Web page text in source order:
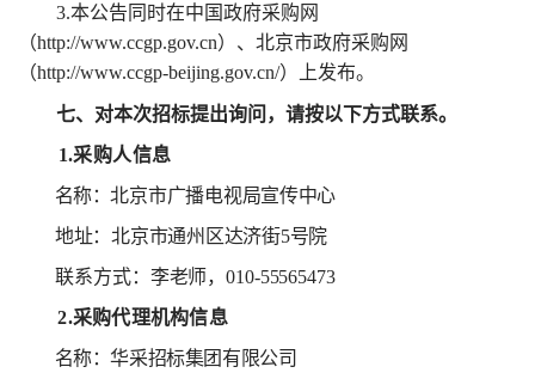
3.本公告同时在中国政府采购网
（http://www.ccgp.gov.cn）、北京市政府采购网
（http://www.ccgp-beijing.gov.cn/）上发布。
七、对本次招标提出询问，请按以下方式联系。
1.采购人信息
名称：北京市广播电视局宣传中心
地址：北京市通州区达济街5号院
联系方式：李老师，010-55565473
2.采购代理机构信息
名称：华采招标集团有限公司